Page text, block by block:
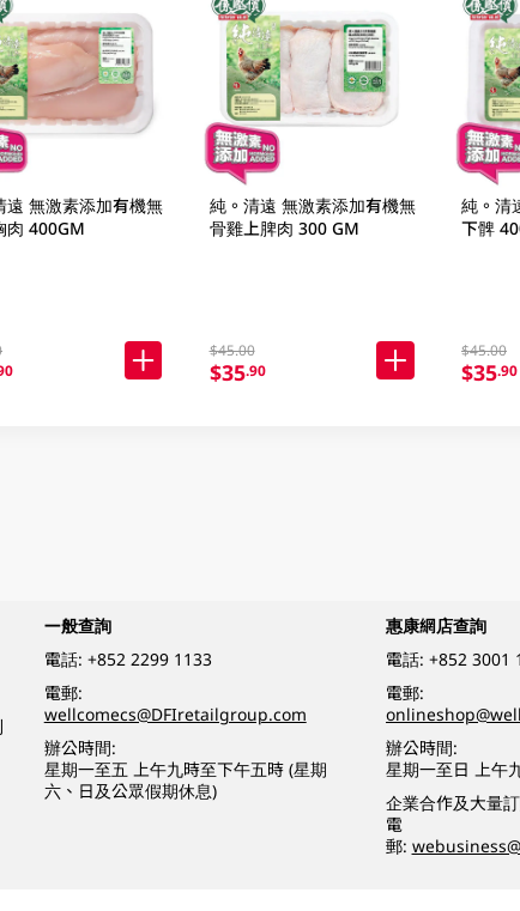
遠 無激素添加有機無
肉 400GM
純。清遠 無激素添加有機無
骨雞上脾肉 300 GM
$45.00
$35.90
純。清
下髀
$45.00
$35.90
一般查詢
電話: +852 2299 1133
電郵:
wellcomecs@DFIretailgroup.com
辦公時間:
星期一至五 上午九時至下午五時 (星期
六、日及公眾假期休息)
惠康網店查詢
電話: +852 3001
電郵:
辦公時間:
星期一至日 上午
企業合作及大量
電
郵: